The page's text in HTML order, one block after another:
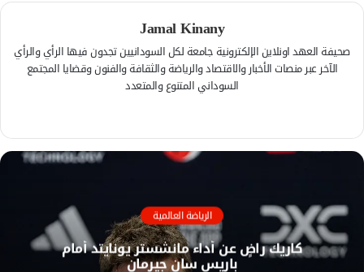
Jamal Kinany
صحيفة العهد اونلاين الإلكترونية جامعة لكل السودانيين تجدون فيها الرأي والرأي
الآخر عبر منصات الأخبار والاقتصاد والرياضة والثقافة والفنون وقضايا المجتمع
السوداني المتنوع والمتعدد
م
و
ا
ل
و
س
ك
الرياضة العالمية
كاريك راضٍ عن أداء مانشستر يونايتد أمام
باريس سان جيرمان